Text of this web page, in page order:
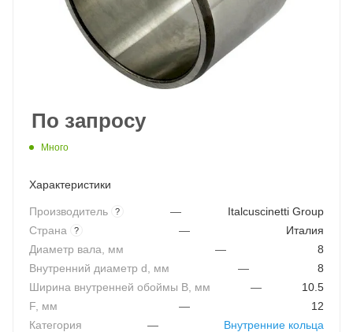
По запросу
Много
Характеристики
Производитель ? —
Italcuscinetti Group
Страна
? —
Италия
Диаметр вала, мм
—
8
Внутренний диаметр d, мм
—
8
Ширина внутренней обоймы B, мм
—
10.5
F, мм
—
12
Категория
— Внутренние кольца